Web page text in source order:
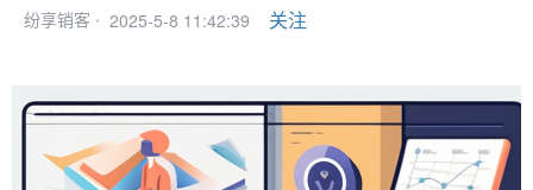
纷享销客 · 2025-5-8 11:42:39 关注